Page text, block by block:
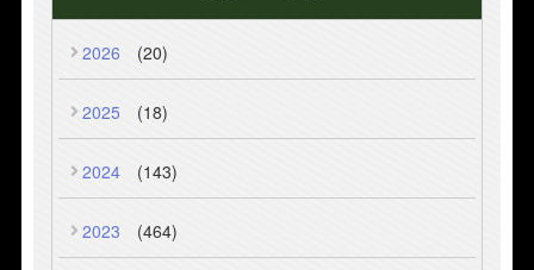
2026 (20)
2025 (18)
2024 (143)
2023 (464)